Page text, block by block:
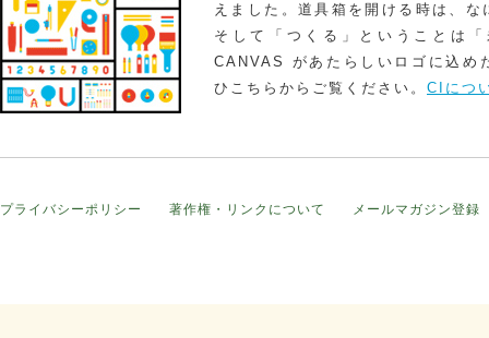
えました。道具箱を開ける時は、
そして「つくる」ということは
CANVAS があたらしいロゴに込め
ひこちらからご覧ください。 CIにつ
プライバシーポリシー 著作権・リンクについて メールマガジン登録